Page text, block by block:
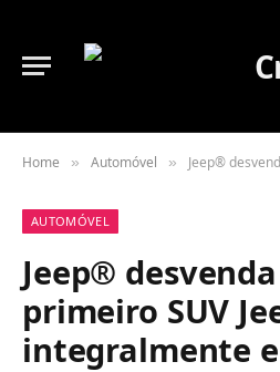
Home » Automóvel » Jeep® desvenda
AUTOMÓVEL
Jeep®
primeiro SUV
integralmente